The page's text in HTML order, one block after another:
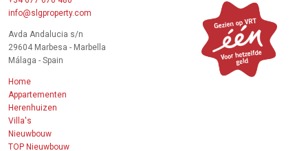
info@slgproperty.com
Avda Andalucia s/n
29604 Marbesa - Marbella
Málaga - Spain
Home
Appartementen
Herenhuizen
Villa's
Nieuwbouw
TOP Nieuwbouw